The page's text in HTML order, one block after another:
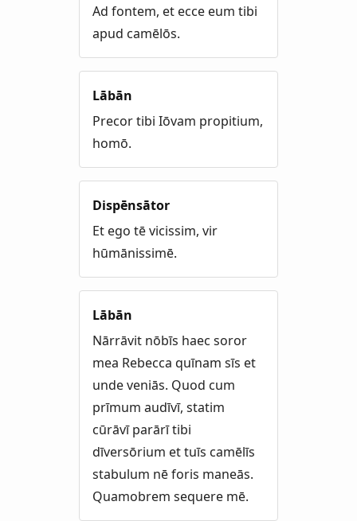
Ad fontem, et ecce eum tibi
apud camēlōs.
Lābān
Precor tibi Iōvam propitium,
homō.
Dispēnsātor
Et ego tē vicissim, vir
hūmānissimē.
Lābān
Nārrāvit nōbīs haec soror
mea Rebecca quīnam sīs et
unde veniās. Quod cum
prīmum audīvī, statim
cūrāvī parārī tibi
dīversōrium et tuīs camēlīs
stabulum nē foris maneās.
Quamobrem sequere mē.